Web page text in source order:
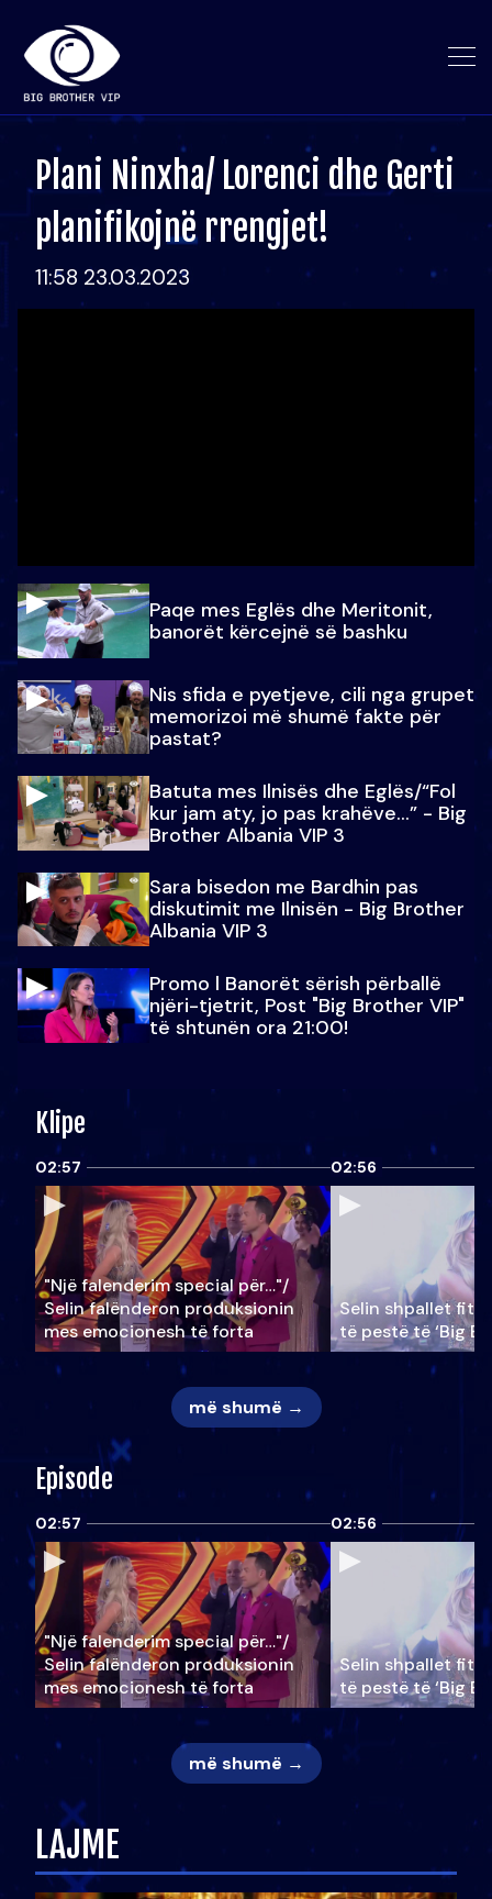
Plani Ninxha/ Lorenci dhe Gerti
planifikojnë rrengjet!
11:58 23.03.2023
Paqe mes Eglës dhe Meritonit,
banorët kërcejnë së bashku
Nis sfida e pyetjeve, cili nga grupet
memorizoi më shumë fakte për
pastat?
Batuta mes Ilnisës dhe Eglës/“Fol
kur jam aty, jo pas krahëve…” - Big
Brother Albania VIP 3
Sara bisedon me Bardhin pas
diskutimit me Ilnisën - Big Brother
Albania VIP 3
Promo l Banorët sërish përballë
njëri-tjetrit, Post "Big Brother VIP"
të shtunën ora 21:00!
Klipe
02:57
"Një falenderim special për…"/
Selin falënderon produksionin
mes emocionesh të forta
02:56
Selin shpallet
të pestë të ‘Big
më shumë →
Episode
02:57
"Një falenderim special për…"/
Selin falënderon produksionin
mes emocionesh të forta
02:56
Selin shpallet
të pestë të ‘Big
më shumë →
LAJME